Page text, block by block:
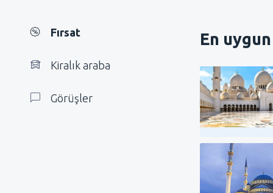
Fırsat
Kiralık araba
Görüşler
En